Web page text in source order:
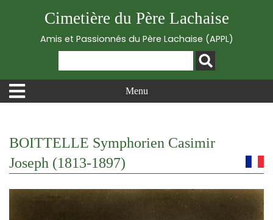
Cimetière du Père Lachaise
Amis et Passionnés du Père Lachaise (APPL)
Menu
BOITTELLE Symphorien Casimir
Joseph (1813-1897)